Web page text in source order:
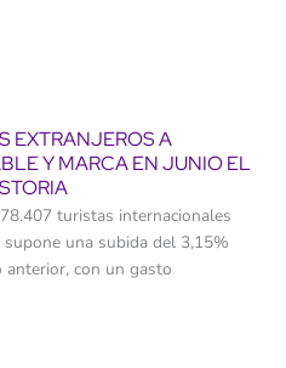
EXTRANJEROS A
Y MARCA EN JUNIO EL
turistas internacionales
una subida del 3,15%
con un gasto